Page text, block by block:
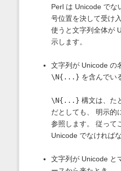
Perl は Unicode でな
号位置を決して受け
使うと文字列全体が
示します。
文字列が Unicode の
\N{...} を含んでい
\N{...} 構文は、た
だとしても、 明示的
参照します。 従って
Unicode でなければ
文字列が Unicode と